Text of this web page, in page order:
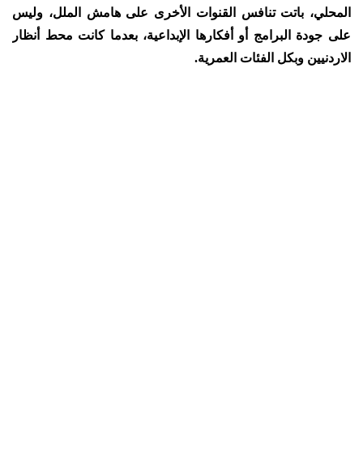
المحلي، باتت تنافس القنوات الأخرى على هامش الملل، وليس
على جودة البرامج أو أفكارها الإبداعية، بعدما كانت محط أنظار
الاردنيين وبكل الفئات العمرية.